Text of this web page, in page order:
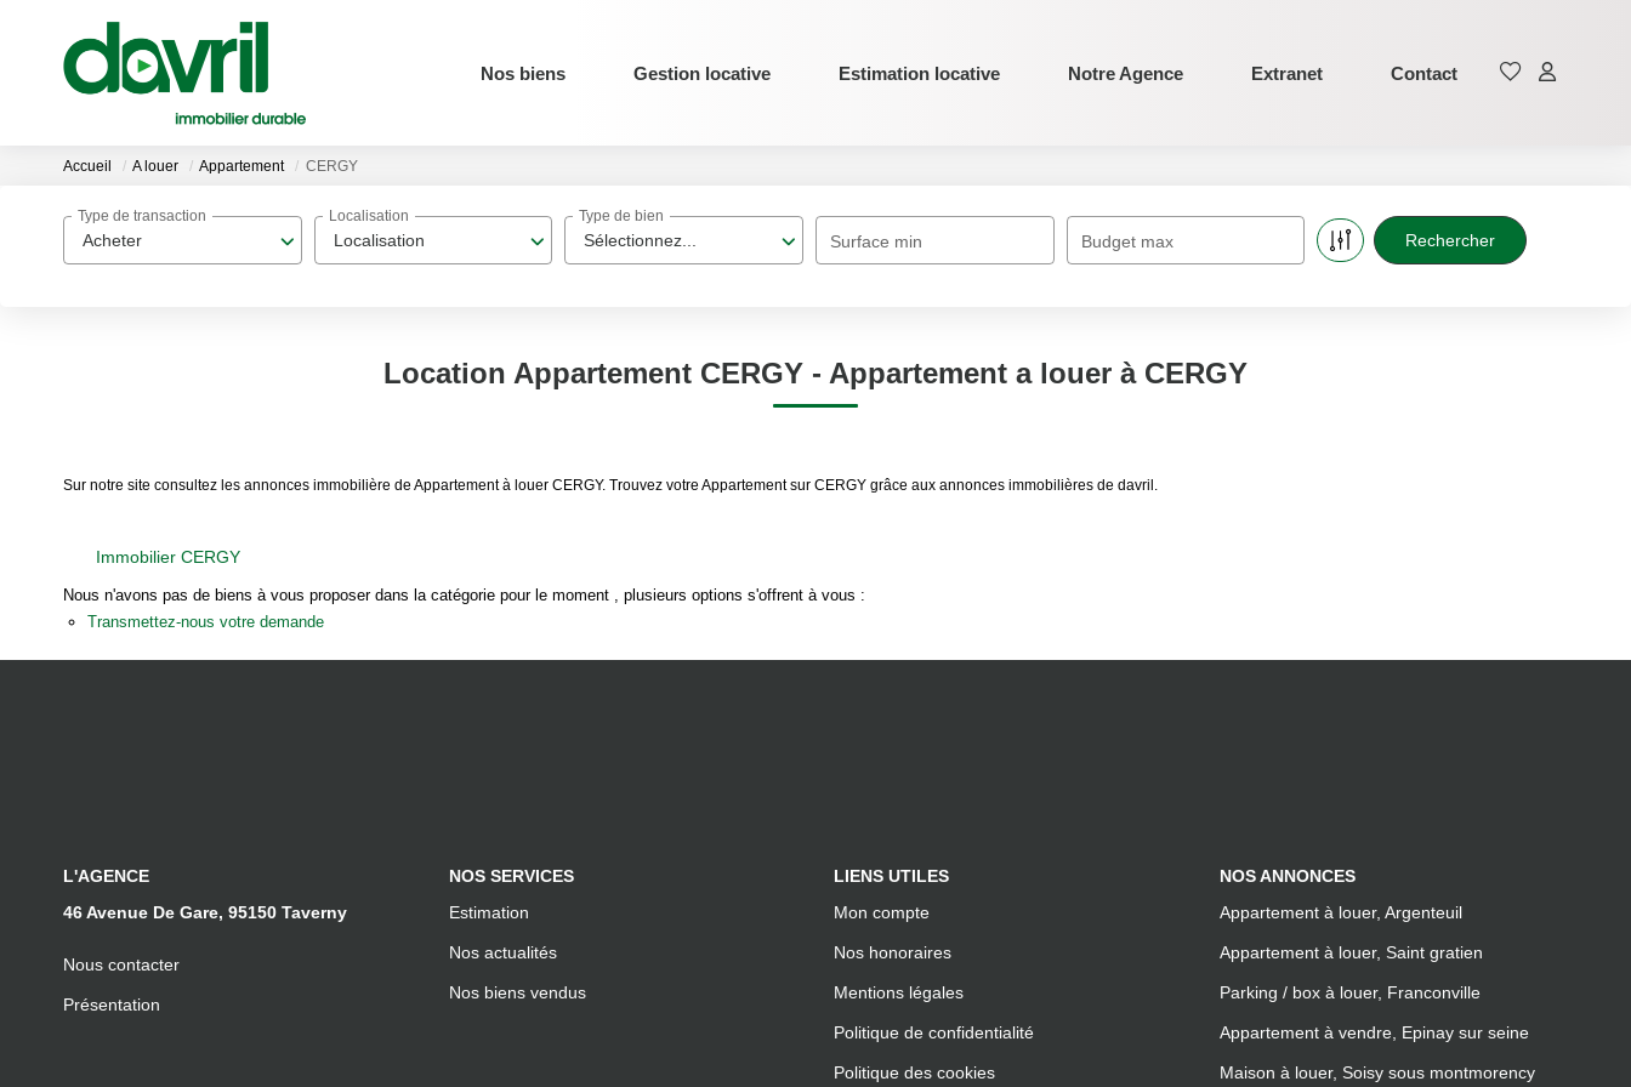
Nos biens Gestion locative Estimation locative Notre Agence Extranet Contact
Accueil A louer Appartement CERGY
Acheter
Type de transaction
Localisation
Localisation
Sélectionnez...
Type de bien
Surface min Budget max
Location Appartement CERGY - Appartement a louer à CERGY
Sur notre site consultez les annonces immobilière de Appartement à louer CERGY. Trouvez votre Appartement sur CERGY grâce aux annonces immobilières de davril.
Immobilier CERGY
Nous n'avons pas de biens à vous proposer dans la catégorie pour le moment , plusieurs options s'offrent à vous :
Transmettez-nous votre demande
L'AGENCE
46 Avenue De Gare, 95150 Taverny
Nous contacter
Présentation
NOS SERVICES
Estimation
Nos actualités
Nos biens vendus
LIENS UTILES
Mon compte
Nos honoraires
Mentions légales
Politique de confidentialité
Politique des cookies
NOS ANNONCES
Appartement à louer, Argenteuil
Appartement à louer, Saint gratien
Parking / box à louer, Franconville
Appartement à vendre, Epinay sur seine
Maison à louer, Soisy sous montmorency